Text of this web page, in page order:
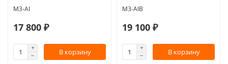
M3-AI
17 800 ₽
В корзину
M3-AIB
19 100 ₽
В корзину